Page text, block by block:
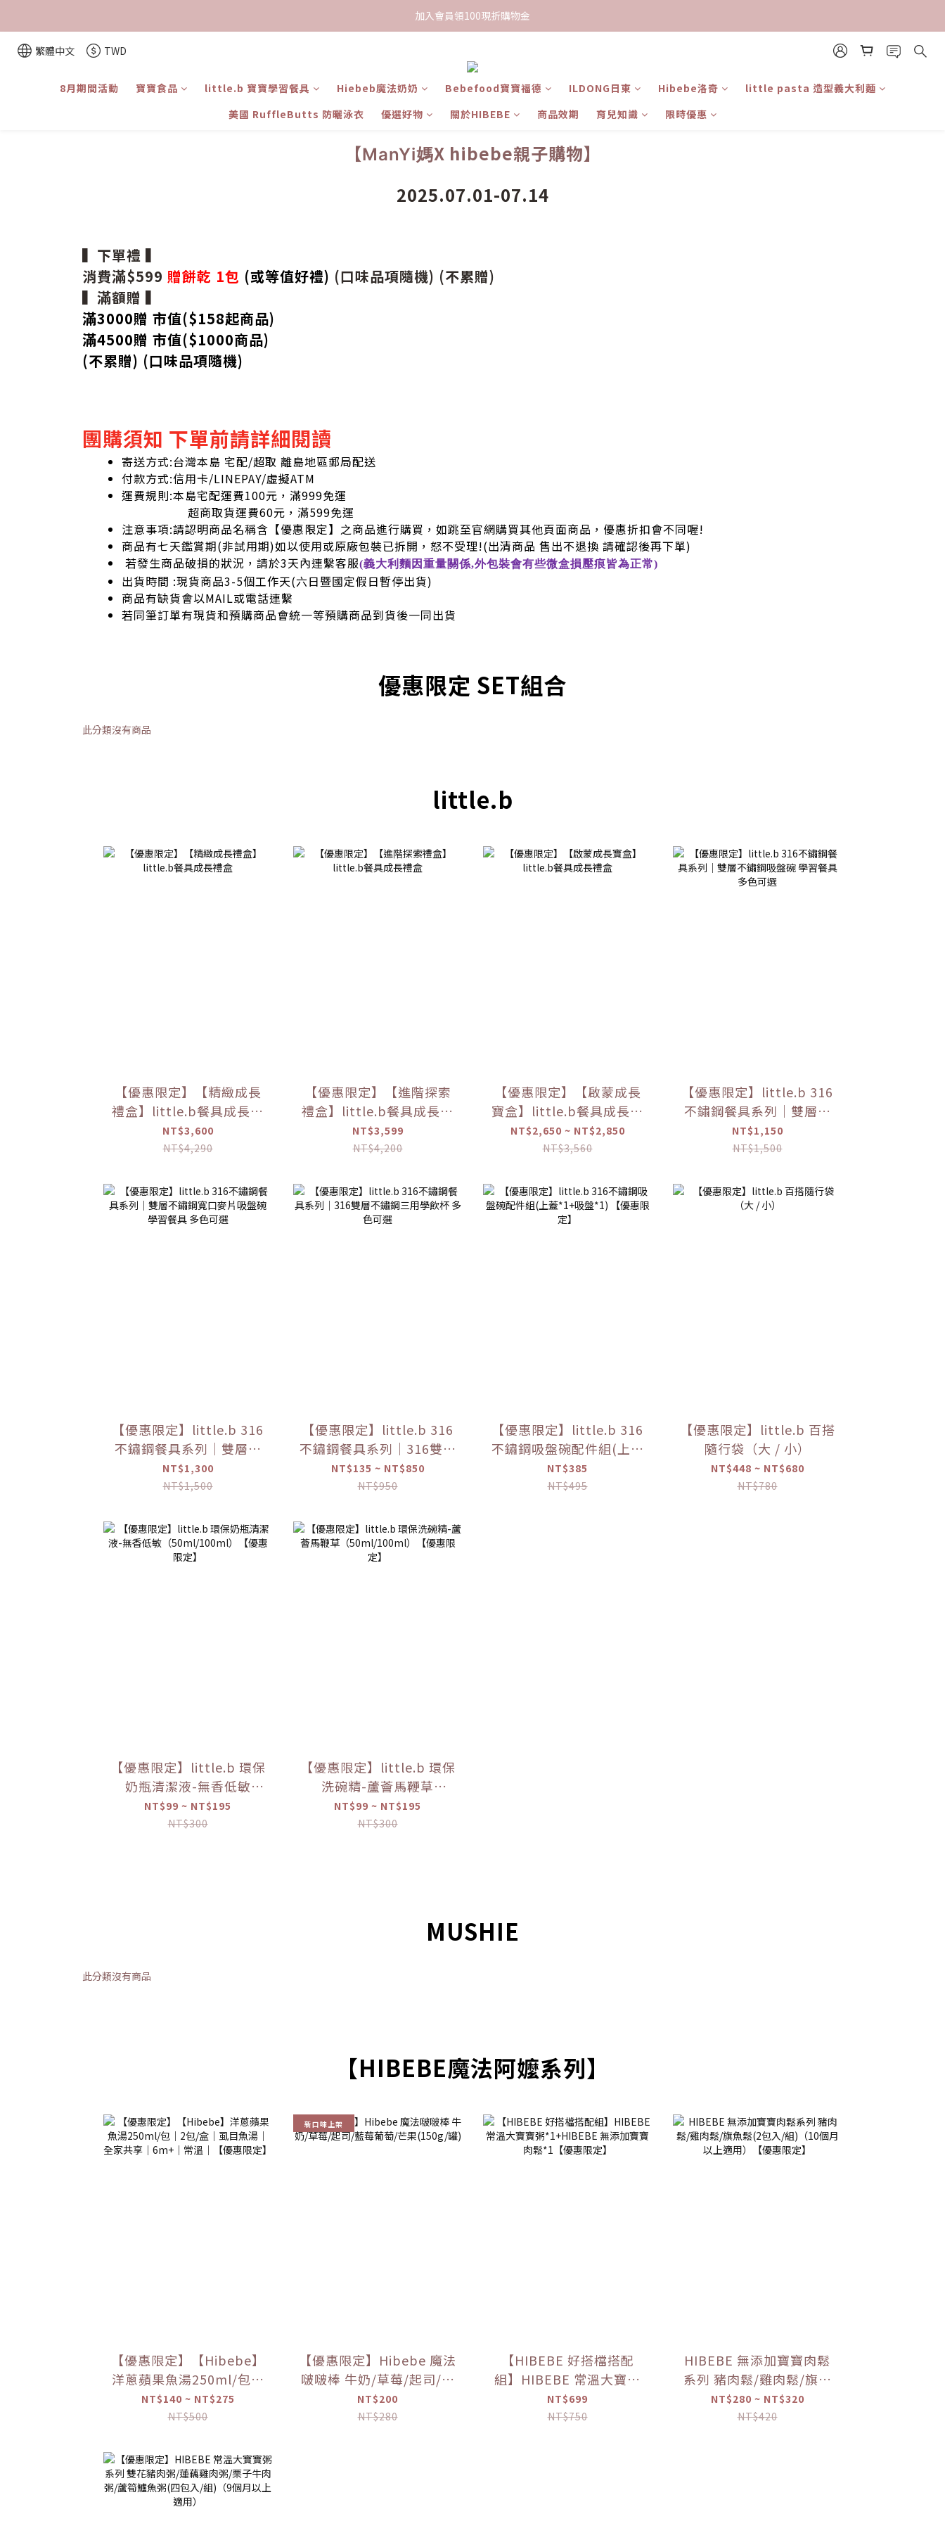
限時下單送餅乾乙包，滿$999免運
加入會員領100現折購物金
繁體中文 TWD
8月期間活動 寶寶食品 little.b 寶寶學習餐具 Hiebeb魔法奶奶 Bebefood寶寶福德 ILDONG日東 Hibebe洛奇
little pasta 造型義大利麵
美國 RuffleButts 防曬泳衣
優選好物 關於HIBEBE 商品效期 育兒知識 限時優惠
【ManYi媽X hibebe親子購物】
2025.07.01-07.14
▍下單禮 ▍
消費滿$599 贈餅乾 1包 (或等值好禮) (口味品項隨機) (不累贈)
▍滿額贈 ▍
滿3000贈 市值($158起商品)
滿4500贈 市值($1000商品)
(不累贈) (口味品項隨機)
團購須知 下單前請詳細閱讀
寄送方式:台灣本島 宅配/超取 離島地區郵局配送
付款方式:信用卡/LINEPAY/虛擬ATM
運費規則:本島宅配運費100元，滿999免運
超商取貨運費60元，滿599免運
注意事項:請認明商品名稱含【優惠限定】之商品進行購買，如跳至官網購買其他頁面商品，優惠折扣會不同喔!
商品有七天鑑賞期(非試用期)如以使用或原廠包裝已拆開，怒不受理!(出清商品 售出不退換 請確認後再下單)
若發生商品破損的狀況，請於3天內連繫客服(義大利麵因重量關係,外包裝會有些微盒損壓痕皆為正常)
出貨時間 :現貨商品3-5個工作天(六日暨國定假日暫停出貨)
商品有缺貨會以MAIL或電話連繫
若同筆訂單有現貨和預購商品會統一等預購商品到貨後一同出貨
優惠限定 SET組合
此分類沒有商品
little.b
【優惠限定】【精緻成長
禮盒】little.b餐具成長禮
盒
NT$3,600
NT$4,290
【優惠限定】【進階探索
禮盒】little.b餐具成長禮
盒
NT$3,599
NT$4,200
【優惠限定】【啟蒙成長
寶盒】little.b餐具成長禮
盒
NT$2,650 ~ NT$2,850
NT$3,560
【優惠限定】little.b 316
不鏽鋼餐具系列｜雙層不
鏽鋼吸盤碗 學習餐具 多色
可選
NT$1,150
NT$1,500
【優惠限定】little.b 316
不鏽鋼餐具系列｜雙層不
鏽鋼寬口麥片吸盤碗 學習
餐具 多色可選
NT$1,300
NT$1,500
【優惠限定】little.b 316
不鏽鋼餐具系列｜316雙層
不鏽鋼三用學飲杯 多色可
選
NT$135 ~ NT$850
NT$950
【優惠限定】little.b 316
不鏽鋼吸盤碗配件組(上蓋
*1+吸盤*1) 【優惠限定】
NT$385
NT$495
【優惠限定】little.b 百搭
隨行袋（大 / 小）
NT$448 ~ NT$680
NT$780
【優惠限定】little.b 環保
奶瓶清潔液-無香低敏
（50ml/100ml）【優惠
限定】
NT$99 ~ NT$195
NT$300
【優惠限定】little.b 環保
洗碗精-蘆薈馬鞭草
（50ml/100ml）【優惠
限定】
NT$99 ~ NT$195
NT$300
MUSHIE
此分類沒有商品
【HIBEBE魔法阿嬤系列】
【優惠限定】【Hibebe】
洋蔥蘋果魚湯250ml/包｜
2包/盒｜虱目魚湯｜全家
共享｜6m+｜常溫｜【優
NT$140 ~ NT$275
NT$500
新口味上架
【優惠限定】Hibebe 魔法
啵啵棒 牛奶/草莓/起司/藍
莓葡萄/芒果(150g/罐)
NT$200
NT$280
【HIBEBE 好搭檔搭配
組】HIBEBE 常溫大寶寶
粥*1+HIBEBE 無添加寶寶
肉鬆*1【優惠限定】
NT$699
NT$750
HIBEBE 無添加寶寶肉鬆
系列 豬肉鬆/雞肉鬆/旗魚
鬆(2包入/組)（10個月以
上適用）【優惠限定】
NT$280 ~ NT$320
NT$420